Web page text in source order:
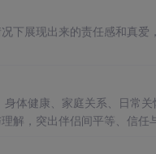
下展现出来的责任感和真爱
体健康、家庭关系、日常关
解，突出伴侣间平等、信任